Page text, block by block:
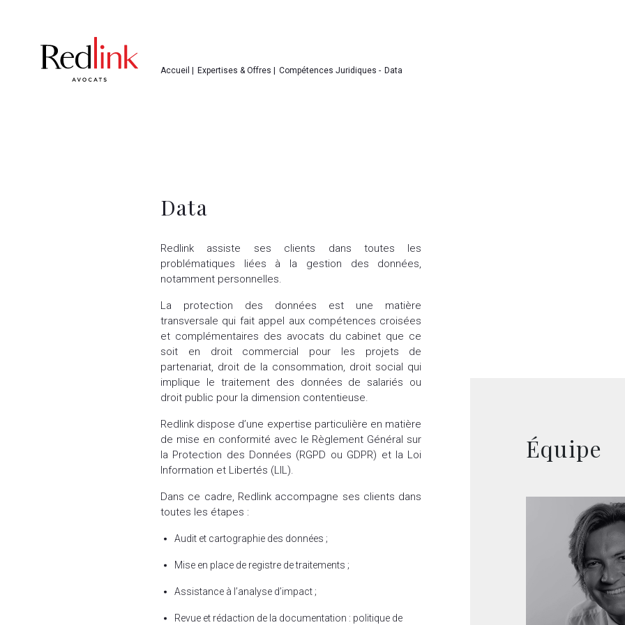
Accueil | Expertises & Offres | Compétences Juridiques - Data
Data
Redlink assiste ses clients dans toutes les
problématiques liées à la gestion des données,
notamment personnelles.
La protection des données est une matière
transversale qui fait appel aux compétences croisées
et complémentaires des avocats du cabinet que ce
soit en droit commercial pour les projets de
partenariat, droit de la consommation, droit social qui
implique le traitement des données de salariés ou
droit public pour la dimension contentieuse.
Redlink dispose d’une expertise particulière en matière
de mise en conformité avec le Règlement Général sur
la Protection des Données (RGPD ou GDPR) et la Loi
Information et Libertés (LIL).
Dans ce cadre, Redlink accompagne ses clients dans
toutes les étapes :
Audit et cartographie des données ;
Mise en place de registre de traitements ;
Assistance à l’analyse d’impact ;
Revue et rédaction de la documentation : politique de
Équipe